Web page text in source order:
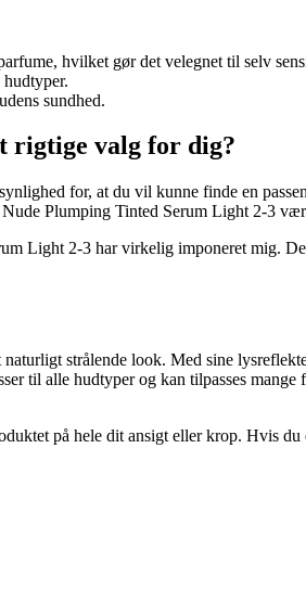
hvilket gør det velegnet til selv
sundhed.
rigtige valg for dig?
for, at du vil kunne finde en
Plumping Tinted Serum Light 2-3
Light 2-3 har virkelig imponeret mig.
strålende look. Med sine
til alle hudtyper og kan tilpasses
på hele dit ansigt eller krop. Hvis